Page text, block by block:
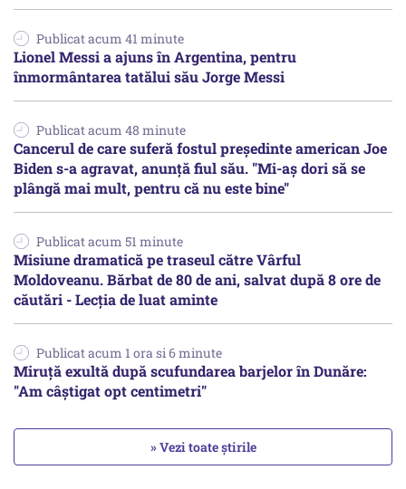
Publicat acum 41 minute
Lionel Messi a ajuns în Argentina, pentru
înmormântarea tatălui său Jorge Messi
Publicat acum 48 minute
Cancerul de care suferă fostul preşedinte american Joe
Biden s-a agravat, anunță fiul său. "Mi-aș dori să se
plângă mai mult, pentru că nu este bine"
Publicat acum 51 minute
Misiune dramatică pe traseul către Vârful
Moldoveanu. Bărbat de 80 de ani, salvat după 8 ore de
căutări - Lecția de luat aminte
Publicat acum 1 ora si 6 minute
Miruță exultă după scufundarea barjelor în Dunăre:
"Am câștigat opt centimetri"
» Vezi toate știrile